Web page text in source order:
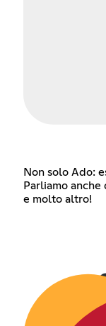
Non solo Ado:
Parliamo anche
e molto altro!